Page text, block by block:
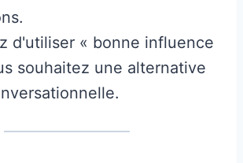
d'utiliser « bonne influence
souhaitez une alternative